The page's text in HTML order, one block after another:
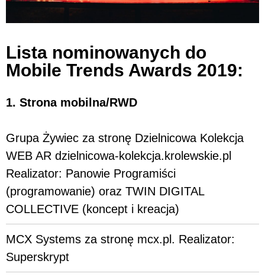
Lista nominowanych do
Mobile Trends Awards 2019:
1. Strona mobilna/RWD
Grupa Żywiec za stronę Dzielnicowa Kolekcja
WEB AR dzielnicowa-kolekcja.krolewskie.pl
Realizator: Panowie Programiści
(programowanie) oraz TWIN DIGITAL
COLLECTIVE (koncept i kreacja)
MCX Systems za stronę mcx.pl. Realizator:
Superskrypt